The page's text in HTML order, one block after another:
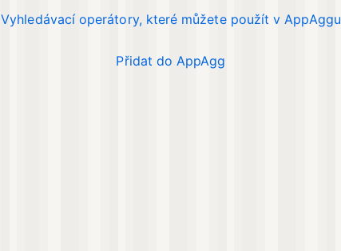
Vyhledávací operátory, které můžete použít v AppAggu
Přidat do AppAgg